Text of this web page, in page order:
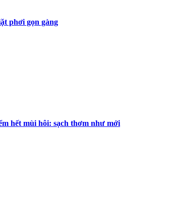
phơi gọn gàng
hết mùi hôi: sạch thơm như mới